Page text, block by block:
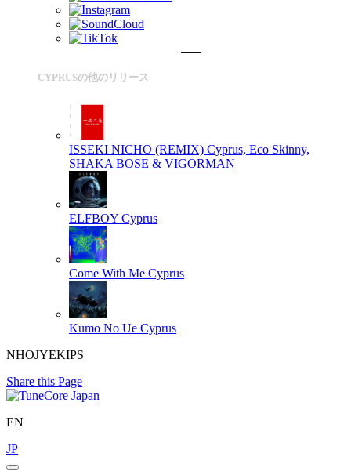
CYPRUSの他のリリース
ISSEKI NICHO (REMIX) Cyprus, Eco Skinny,
SHAKA BOSE & VIGORMAN
ELFBOY Cyprus
Come With Me Cyprus
Kumo No Ue Cyprus
NHOJYEKIPS
Share this Page
EN
JP